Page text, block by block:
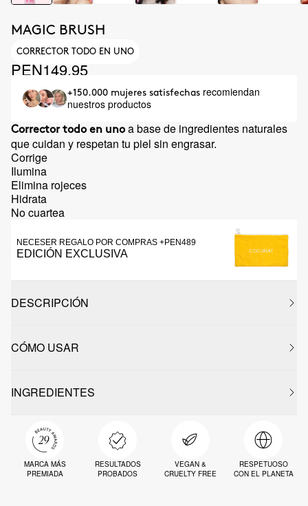
MAGIC BRUSH
CORRECTOR TODO EN UNO
PEN149.95
+150.000 mujeres satisfechas recomiendan
nuestros productos
Corrector todo en uno a base de ingredientes naturales
que cuidan y respetan tu piel sin engrasar.
Corrige
Ilumina
Elimina rojeces
Hidrata
No cuartea
NECESER REGALO POR COMPRAS +PEN489
EDICIÓN EXCLUSIVA
DESCRIPCIÓN
CÓMO USAR
INGREDIENTES
MARCA MÁS
PREMIADA
RESULTADOS
PROBADOS
VEGAN &
CRUELTY FREE
RESPETUOSO
CON EL PLANETA